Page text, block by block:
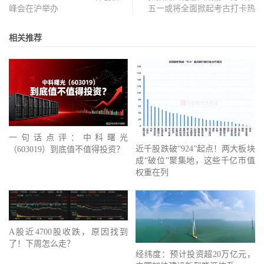
峰会在沪举办
五一或将全面掀起考古打卡热
相关推荐
一句话点评：中科曙光
（603019）到底值不值得投资？
近千股跌破“924”起点！两大板块
成“破位”聚集地，这些千亿市值
权重在列
A股近4700股收跌，原因找到
了！下周怎么走？
经纬度：预计投资超20万亿元，